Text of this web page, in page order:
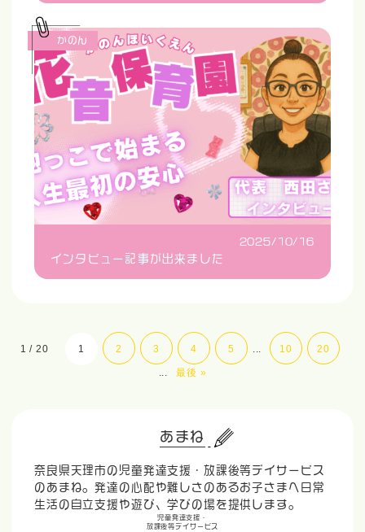
2025/10/16
インタビュー記事が出来ました
かのん
1 / 20 1 2 3 4 5 ... 10 20
... 最後 »
あまね
奈良県天理市の児童発達支援・放課後等デイサービス
のあまね。発達の心配や難しさのあるお子さまへ日常
生活の自立支援や遊び、学びの場を提供します。
児童発達支援・
放課後等デイサービス